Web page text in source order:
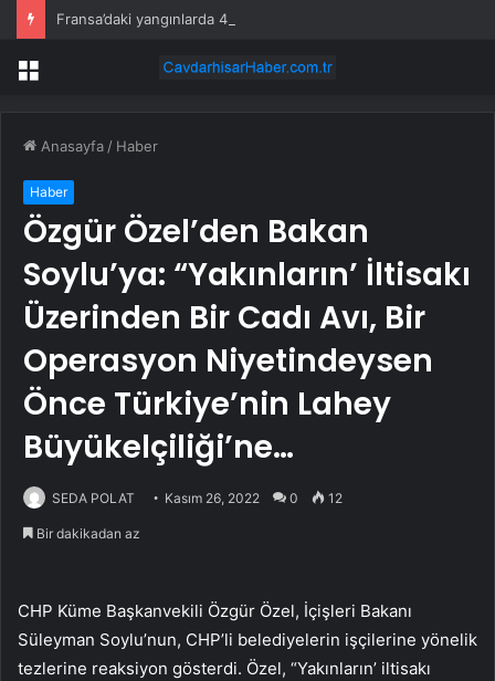
Fransa’daki yangınlarda 4 itfaiye eri hayatını kaybetti
Menü
Anasayfa / Haber
Haber
Özgür Özel’den Bakan
Soylu’ya: “Yakınların’ İltisakı
Üzerinden Bir Cadı Avı, Bir
Operasyon Niyetindeysen
Önce Türkiye’nin Lahey
Büyükelçiliği’ne…
SEDA POLAT Kasım 26, 2022 0 12
Bir dakikadan az
CHP Küme Başkanvekili Özgür Özel, İçişleri Bakanı
Süleyman Soylu’nun, CHP’li belediyelerin işçilerine yönelik
tezlerine reaksiyon gösterdi. Özel, “Yakınların’ iltisakı